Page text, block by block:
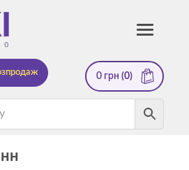
—
видавництво
Toggle
0 грн (0)